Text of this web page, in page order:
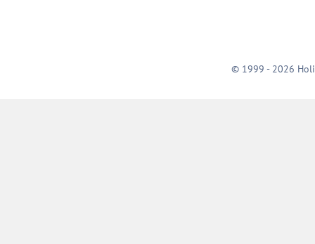
© 1999 - 2026